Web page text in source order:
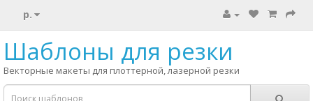
р.
Шаблоны для резки
Векторные макеты для плоттерной, лазерной резки